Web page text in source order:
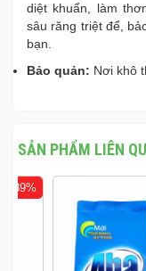
diệt khuẩn, làm
sâu răng triệt để,
bạn.
Bảo quản: Nơi khô
SẢN PHẨM LIÊN